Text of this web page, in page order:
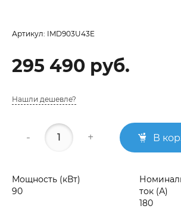
Артикул: IMD903U43E
295 490 руб.
Нашли дешевле?
- + В
Мощность (кВт)
90
ток (А)
180